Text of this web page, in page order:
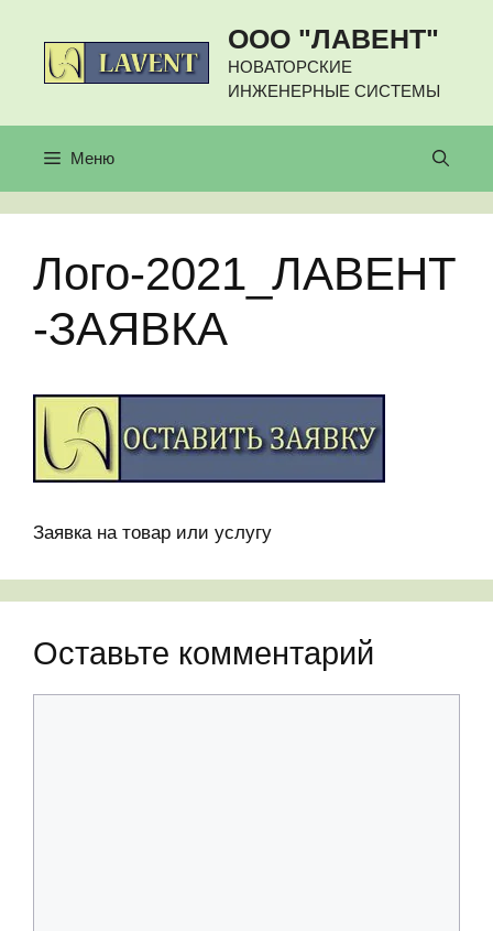
содержимому
ООО "ЛАВЕНТ"
НОВАТОРСКИЕ
ИНЖЕНЕРНЫЕ СИСТЕМЫ
Меню
Лого-2021_ЛАВЕНТ
-ЗАЯВКА
Заявка на товар или услугу
Оставьте комментарий